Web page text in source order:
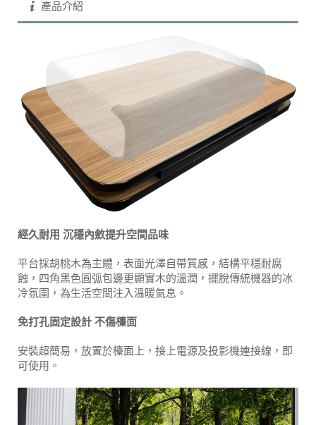
產品介紹
經久耐用 沉穩內斂提升空間品味
平台採胡桃木為主體，表面光澤自帶質感，結構平穩耐腐
蝕，四角黑色圓弧包邊更顯實木的溫潤，擺脫傳統機器的冰
冷氛圍，為生活空間注入溫暖氣息。
免打孔固定設計 不傷檯面
安裝超簡易，放置於檯面上，接上電源及投影機連接線，即
可使用。